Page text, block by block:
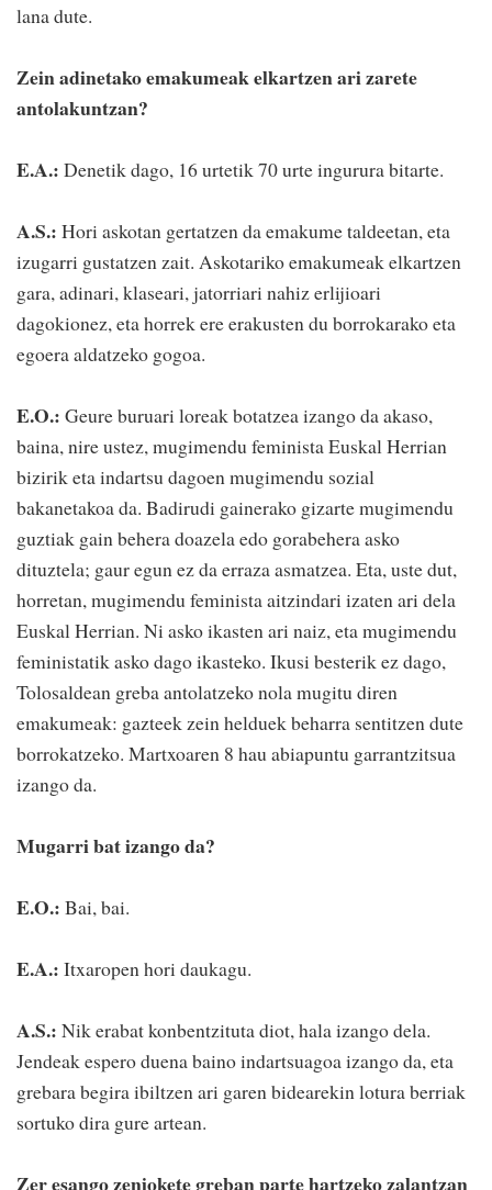
lana dute.
Zein adinetako emakumeak elkartzen ari zarete
antolakuntzan?
E.A.: Denetik dago, 16 urtetik 70 urte ingurura bitarte.
A.S.: Hori askotan gertatzen da emakume taldeetan, eta
izugarri gustatzen zait. Askotariko emakumeak elkartzen
gara, adinari, klaseari, jatorriari nahiz erlijioari
dagokionez, eta horrek ere erakusten du borrokarako eta
egoera aldatzeko gogoa.
E.O.: Geure buruari loreak botatzea izango da akaso,
baina, nire ustez, mugimendu feminista Euskal Herrian
bizirik eta indartsu dagoen mugimendu sozial
bakanetakoa da. Badirudi gainerako gizarte mugimendu
guztiak gain behera doazela edo gorabehera asko
dituztela; gaur egun ez da erraza asmatzea. Eta, uste dut,
horretan, mugimendu feminista aitzindari izaten ari dela
Euskal Herrian. Ni asko ikasten ari naiz, eta mugimendu
feministatik asko dago ikasteko. Ikusi besterik ez dago,
Tolosaldean greba antolatzeko nola mugitu diren
emakumeak: gazteek zein helduek beharra sentitzen dute
borrokatzeko. Martxoaren 8 hau abiapuntu garrantzitsua
izango da.
Mugarri bat izango da?
E.O.: Bai, bai.
E.A.: Itxaropen hori daukagu.
A.S.: Nik erabat konbentzituta diot, hala izango dela.
Jendeak espero duena baino indartsuagoa izango da, eta
grebara begira ibiltzen ari garen bidearekin lotura berriak
sortuko dira gure artean.
Zer esango zeniokete greban parte hartzeko zalantzan